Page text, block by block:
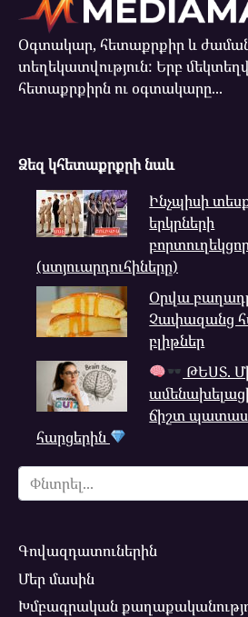
Օգտակար, հետաքրքիր և
տեղեկատվություն: Երբ
հետաքրքիրն ու օգտակարը...
Ձեզ կհետաքրքրի նաև
Ինչպիսի
երկրների
(ստյուարդուհիները)
Օրվա
Չափազանց
բլիթներ
ԹԵՍՏ.
ճիշտ
հարցերին
Search
for:
Գովազդատուներին
Մեր մասին
Խմբագրական